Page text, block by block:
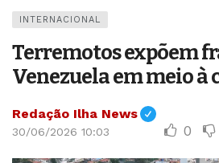
INTERNACIONAL
Terremotos expõem
Venezuela em meio à
Redação Ilha News
30/06/2026 10:03 0